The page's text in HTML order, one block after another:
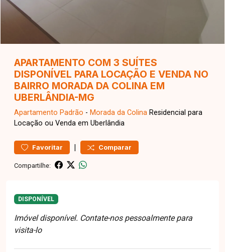
APARTAMENTO COM 3 SUÍTES
DISPONÍVEL PARA LOCAÇÃO E VENDA NO
BAIRRO MORADA DA COLINA EM
UBERLÂNDIA-MG
Apartamento Padrão - Morada da Colina Residencial para
Locação ou Venda em Uberlândia
Favoritar | Comparar
Compartilhe:
DISPONÍVEL
Imóvel disponível. Contate-nos pessoalmente para
visita-lo